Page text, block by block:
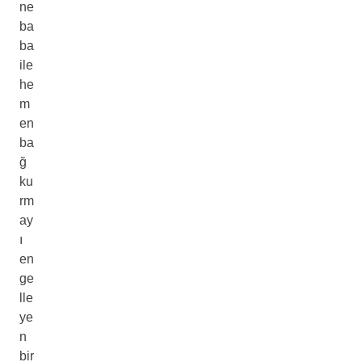
ne
ba
ba
ile
he
m
en
ba
ğ
ku
rm
ay
ı
en
ge
lle
ye
n
bir